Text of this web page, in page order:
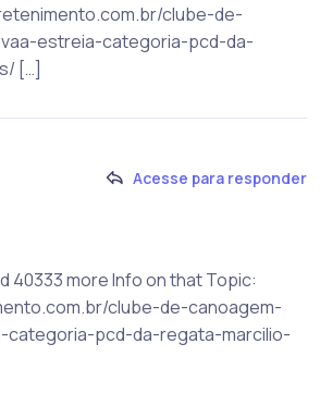
clube-de-
estreia-categoria-pcd-da-
[…]
Acesse para responder
40333 more Info on that Topic:
clube-de-canoagem-
categoria-pcd-da-regata-marcilio-